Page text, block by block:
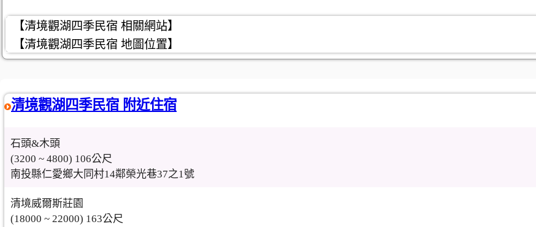
【清境觀湖四季民宿 相關網站】
【清境觀湖四季民宿 地圖位置】
清境觀湖四季民宿 附近住宿
石頭&木頭
(3200 ~ 4800) 106公尺
南投縣仁愛鄉大同村14鄰榮光巷37之1號
清境威爾斯莊園
(18000 ~ 22000) 163公尺